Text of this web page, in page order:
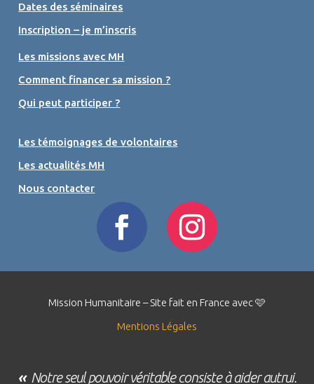
Dates des séminaires
Inscription – je m’inscris
Les missions avec MH
Comment financer sa mission ?
Qui peut participer ?
Les témoignages de volontaires
Les actualités MH
Nous contacter
Mission Humanitaire – Site fait en France avec 🩷
Mentions Légales
« Notre seul pouvoir véritable consiste à aider autrui.